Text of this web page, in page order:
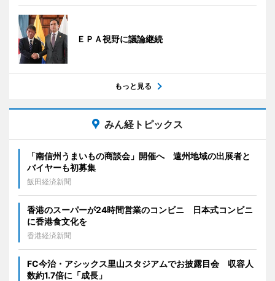
ＥＰＡ視野に議論継続
もっと見る
みん経トピックス
「南信州うまいもの商談会」開催へ 遠州地域の出展者と
バイヤーも初募集
飯田経済新聞
香港のスーパーが24時間営業のコンビニ 日本式コンビニ
に香港食文化を
香港経済新聞
FC今治・アシックス里山スタジアムでお披露目会 収容人
数約1.7倍に「成長」